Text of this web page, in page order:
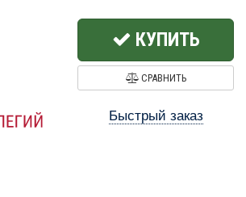
КУПИТЬ
СРАВНИТЬ
Быстрый заказ